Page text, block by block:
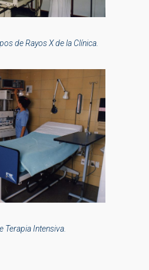
de Rayos X de la Clínica.
Terapia Intensiva.